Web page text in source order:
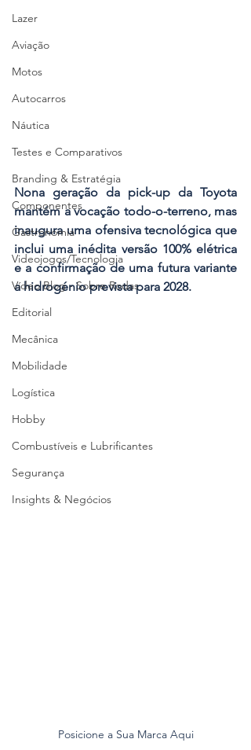
Lazer
Aviação
Motos
Autocarros
Náutica
Testes e Comparativos
Branding & Estratégia
Componentes
Gastronomia
Videojogos/Tecnologia
Vídeo Blog - Sobre Rodas
Editorial
Mecânica
Mobilidade
Logística
Hobby
Combustíveis e Lubrificantes
Segurança
Insights & Negócios
Nona geração da pick-up da Toyota
mantém a vocação todo-o-terreno, mas
inaugura uma ofensiva tecnológica que
inclui uma inédita versão 100% elétrica
e a confirmação de uma futura variante
a hidrogénio prevista para 2028.
Posicione a Sua Marca Aqui